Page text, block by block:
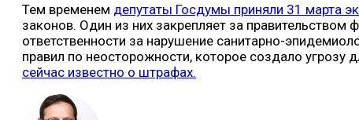
Тем временем депутаты Госдумы приняли 31 марта
законов. Один из них закрепляет за
ответственности за нарушение санитарно-
правил по неосторожности, которое создало
сейчас известно о штрафах.